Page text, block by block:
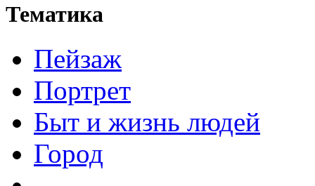
Тематика
Пейзаж
Портрет
Быт и жизнь людей
Город